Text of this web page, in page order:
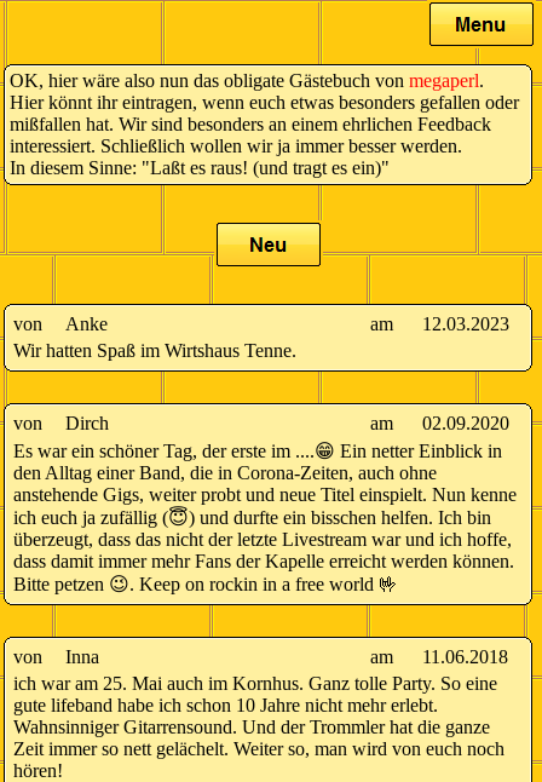
OK, hier wäre also nun das obligate Gästebuch von megaperl.
Hier könnt ihr eintragen, wenn euch etwas besonders gefallen oder
mißfallen hat. Wir sind besonders an einem ehrlichen Feedback
interessiert. Schließlich wollen wir ja immer besser werden.
In diesem Sinne: "Laßt es raus! (und tragt es ein)"
von Anke am
12.03.2023
Wir hatten Spaß im Wirtshaus Tenne.
von Dirch am
02.09.2020
Es war ein schöner Tag, der erste im ....😁 Ein netter Einblick in
den Alltag einer Band, die in Corona-Zeiten, auch ohne
anstehende Gigs, weiter probt und neue Titel einspielt. Nun kenne
ich euch ja zufällig (😇) und durfte ein bisschen helfen. Ich bin
überzeugt, dass das nicht der letzte Livestream war und ich hoffe,
dass damit immer mehr Fans der Kapelle erreicht werden können.
Bitte petzen 😉. Keep on rockin in a free world 🤟
von Inna am
11.06.2018
ich war am 25. Mai auch im Kornhus. Ganz tolle Party. So eine
gute lifeband habe ich schon 10 Jahre nicht mehr erlebt.
Wahnsinniger Gitarrensound. Und der Trommler hat die ganze
Zeit immer so nett gelächelt. Weiter so, man wird von euch noch
hören!